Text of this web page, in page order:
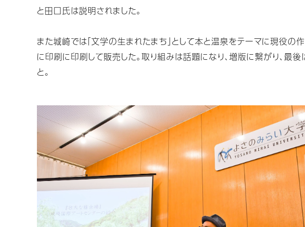
と田口氏は説明されました。
また城崎では「文学の生まれたまち」として本と温泉をテーマに現役
に印刷に印刷して販売した。取り組みは話題になり、増版に繋がり、最
と。